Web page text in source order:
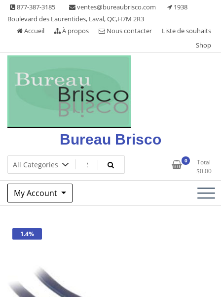
Skip 877-387-3185 ventes@bureaubrisco.com
1938
Boulevard des Laurentides, Laval, QC,H7M 2R3
Accueil
À propos Nous contacter
Liste de souhaits
Shop
Bureau Brisco
0
Total
$0.00
My Account
1.4%